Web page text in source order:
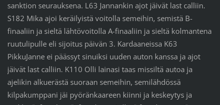
sanktion seurauksena. L63 Jannankin ajot jäivät last calliin.
S182 Mika ajoi keräilyistä voitolla semeihin, semistä B-
finaaliin ja sieltä lähtövoitolla A-finaaliin ja sieltä kolmantena
ruutulipulle eli sijoitus päivän 3. Kardaaneissa K63
PikkuJanne ei päässyt sinuiksi uuden auton kanssa ja ajot
jäivät last calliin. K110 Olli lainasi taas missiltä autoa ja
ajelikin alkuerästä suoraan semeihin, semilähdössä
kilpakumppani jäi pyöränkaareen kiinni ja keskeytys ja